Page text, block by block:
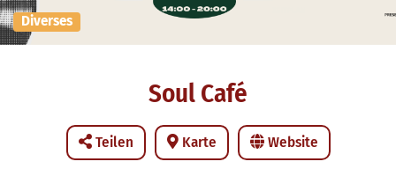
Diverses
Soul Café
Teilen Karte Website